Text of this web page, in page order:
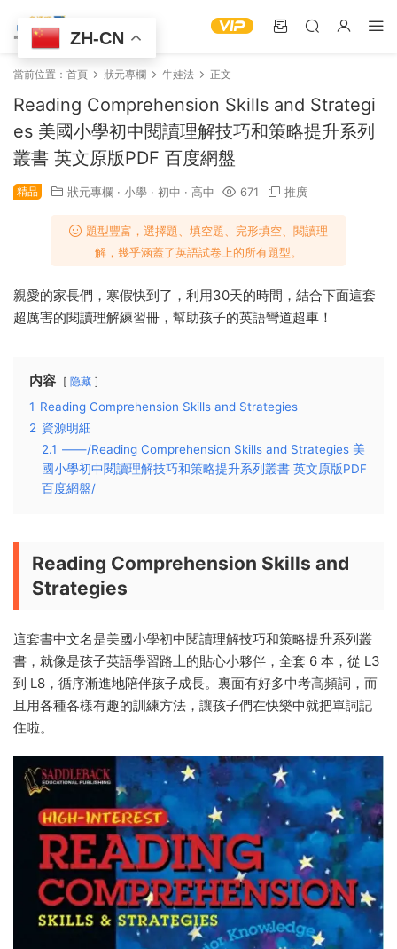
當前位置： 首頁 狀元專欄 牛娃法 正文
Reading Comprehension Skills and Strategi
es 美國小學初中閱讀理解技巧和策略提升系列
叢書 英文原版PDF 百度網盤
精品 狀元專欄 · 小學 · 初中 · 高中 671 推廣
題型豐富，選擇題、填空題、完形填空、閱讀理
解，幾乎涵蓋了英語試卷上的所有題型。
親愛的家長們，寒假快到了，利用30天的時間，結合下面這套
超厲害的閱讀理解練習冊，幫助孩子的英語彎道超車！
内容 隐藏
1 Reading Comprehension Skills and Strategies
2 資源明細
2.1 ——/Reading Comprehension Skills and Strategies 美
國小學初中閱讀理解技巧和策略提升系列叢書 英文原版PDF
百度網盤/
Reading Comprehension Skills and
Strategies
這套書中文名是美國小學初中閱讀理解技巧和策略提升系列叢
書，就像是孩子英語學習路上的貼心小夥伴，全套 6 本，從 L3
到 L8，循序漸進地陪伴孩子成長。裏面有好多中考高頻詞，而
且用各種各樣有趣的訓練方法，讓孩子們在快樂中就把單詞記
住啦。
ZH-CN